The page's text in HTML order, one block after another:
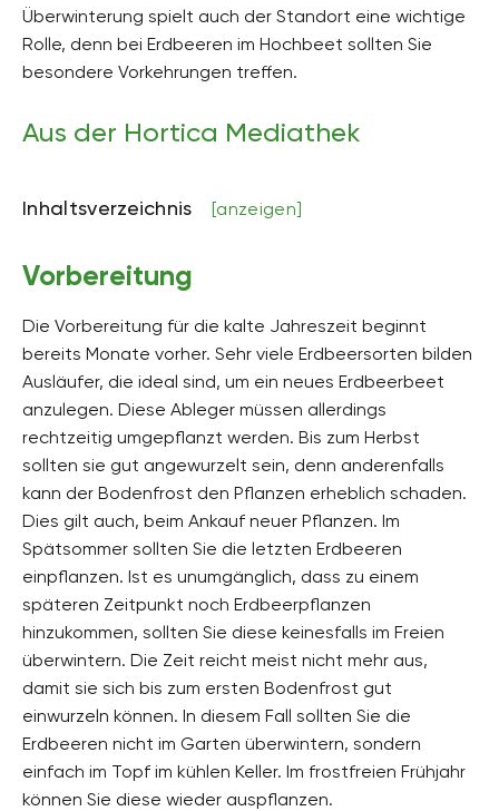
Überwinterung spielt auch der Standort eine wichtige
Rolle, denn bei Erdbeeren im Hochbeet sollten Sie
besondere Vorkehrungen treffen.
Aus der Hortica Mediathek
Inhaltsverzeichnis [anzeigen]
Vorbereitung
Die Vorbereitung für die kalte Jahreszeit beginnt
bereits Monate vorher. Sehr viele Erdbeersorten bilden
Ausläufer, die ideal sind, um ein neues Erdbeerbeet
anzulegen. Diese Ableger müssen allerdings
rechtzeitig umgepflanzt werden. Bis zum Herbst
sollten sie gut angewurzelt sein, denn anderenfalls
kann der Bodenfrost den Pflanzen erheblich schaden.
Dies gilt auch, beim Ankauf neuer Pflanzen. Im
Spätsommer sollten Sie die letzten Erdbeeren
einpflanzen. Ist es unumgänglich, dass zu einem
späteren Zeitpunkt noch Erdbeerpflanzen
hinzukommen, sollten Sie diese keinesfalls im Freien
überwintern. Die Zeit reicht meist nicht mehr aus,
damit sie sich bis zum ersten Bodenfrost gut
einwurzeln können. In diesem Fall sollten Sie die
Erdbeeren nicht im Garten überwintern, sondern
einfach im Topf im kühlen Keller. Im frostfreien Frühjahr
können Sie diese wieder auspflanzen.